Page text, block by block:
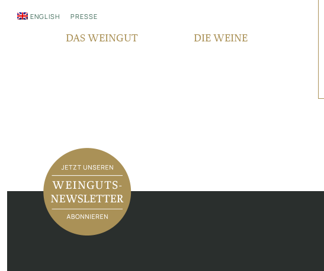
DAS WEINGUT
IN DEN MEDIEN
NEWSLETTER
DIE WEINE
ENGLISH PRESSE